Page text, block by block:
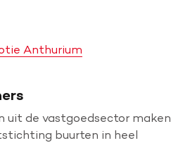
Anthurium
uit de vastgoedsector maken
buurten in heel